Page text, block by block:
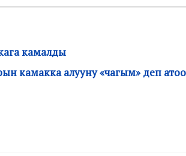
камалды
камакка алууну «чагым» деп